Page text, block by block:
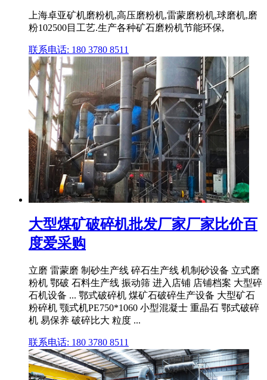
上海卓亚矿机磨粉机,高压磨粉机,雷蒙磨粉机,球磨机,磨
粉102500目工艺.生产各种矿石磨粉机节能环保,
联系电话: 180 3780 8511
大型煤矿破碎机批发厂家厂家比价百
度爱采购
立磨 雷蒙磨 制砂生产线 碎石生产线 机制砂设备 立式磨
粉机 鄂破 石料生产线 振动筛 进入店铺 店铺档案 大型碎
石机设备 ... 鄂式破碎机 煤矿石破碎生产设备 大型矿石
粉碎机 颚式机PE750*1060 小型混凝士 重晶石 鄂式破碎
机 易保养 破碎比大 粒度 ...
联系电话: 180 3780 8511